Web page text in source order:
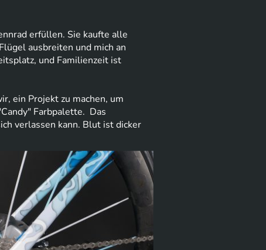
erfüllen. Sie kaufte alle
ausbreiten und mich an
und Familienzeit ist
ein Projekt zu machen, um
Farbpalette. Das
verlassen kann. Blut ist dicker